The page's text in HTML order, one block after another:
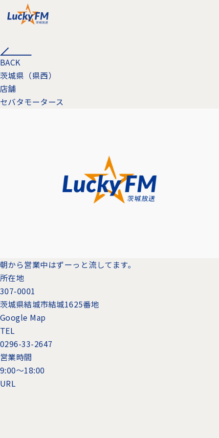
BACK
茨城県（県西）
店舗
セバタモータース
朝から営業中はずーっと流してます。
所在地
307-0001
茨城県結城市結城1625番地
Google Map
TEL
0296-33-2647
営業時間
9:00～18:00
URL